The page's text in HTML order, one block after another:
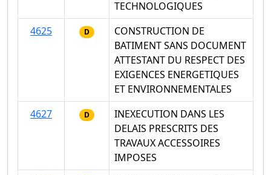
TECHNOLOGIQUES
4625
D
CONSTRUCTION DE
BATIMENT SANS DOCUMENT
ATTESTANT DU RESPECT DES
EXIGENCES ENERGETIQUES
ET ENVIRONNEMENTALES
4627
D
INEXECUTION DANS LES
DELAIS PRESCRITS DES
TRAVAUX ACCESSOIRES
IMPOSES